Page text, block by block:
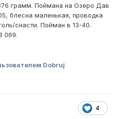
грамм. Поймана на Озеро Дав
блесна маленькая, проводка
снасти. Пойман в 13-40.
069.
Dobruj
4